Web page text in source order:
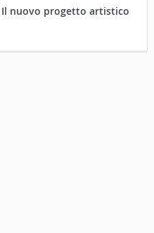
Il nuovo progetto artistico